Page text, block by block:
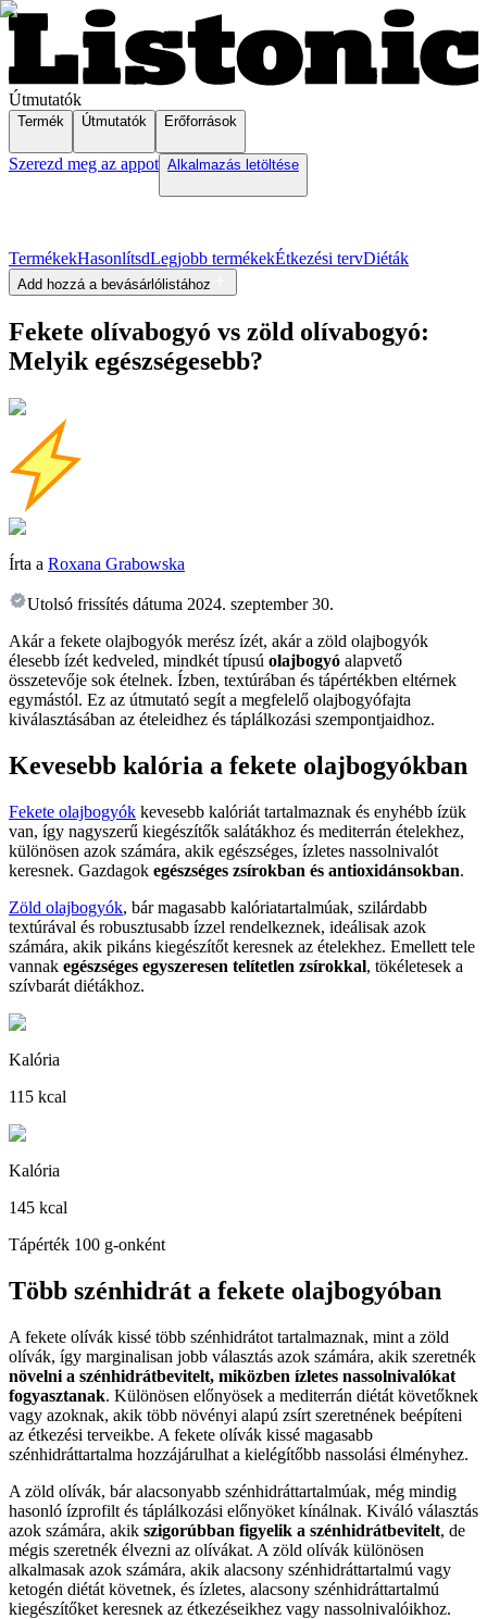
Útmutatók
Termék Útmutatók Erőforrások
Szerezd meg az appot Alkalmazás letöltése
TermékekHasonlítsdLegjobb termékekÉtkezési tervDiéták
Add hozzá a bevásárlólistához
Fekete olívabogyó vs zöld olívabogyó:
Melyik egészségesebb?
Írta a Roxana Grabowska
Utolsó frissítés dátuma 2024. szeptember 30.
Akár a fekete olajbogyók merész ízét, akár a zöld olajbogyók
élesebb ízét kedveled, mindkét típusú olajbogyó alapvető
összetevője sok ételnek. Ízben, textúrában és tápértékben eltérnek
egymástól. Ez az útmutató segít a megfelelő olajbogyófajta
kiválasztásában az ételeidhez és táplálkozási szempontjaidhoz.
Kevesebb kalória a fekete olajbogyókban
Fekete olajbogyók kevesebb kalóriát tartalmaznak és enyhébb ízük
van, így nagyszerű kiegészítők salátákhoz és mediterrán ételekhez,
különösen azok számára, akik egészséges, ízletes nassolnivalót
keresnek. Gazdagok egészséges zsírokban és antioxidánsokban.
Zöld olajbogyók, bár magasabb kalóriatartalmúak, szilárdabb
textúrával és robusztusabb ízzel rendelkeznek, ideálisak azok
számára, akik pikáns kiegészítőt keresnek az ételekhez. Emellett tele
vannak egészséges egyszeresen telítetlen zsírokkal, tökéletesek a
szívbarát diétákhoz.
Kalória
115 kcal
Kalória
145 kcal
Tápérték 100 g-onként
Több szénhidrát a fekete olajbogyóban
A fekete olívák kissé több szénhidrátot tartalmaznak, mint a zöld
olívák, így marginalisan jobb választás azok számára, akik szeretnék
növelni a szénhidrátbevitelt, miközben ízletes nassolnivalókat
fogyasztanak. Különösen előnyösek a mediterrán diétát követőknek
vagy azoknak, akik több növényi alapú zsírt szeretnének beépíteni
az étkezési terveikbe. A fekete olívák kissé magasabb
szénhidráttartalma hozzájárulhat a kielégítőbb nassolási élményhez.
A zöld olívák, bár alacsonyabb szénhidráttartalmúak, még mindig
hasonló ízprofilt és táplálkozási előnyöket kínálnak. Kiváló választás
azok számára, akik szigorúbban figyelik a szénhidrátbevitelt, de
mégis szeretnék élvezni az olívákat. A zöld olívák különösen
alkalmasak azok számára, akik alacsony szénhidráttartalmú vagy
ketogén diétát követnek, és ízletes, alacsony szénhidráttartalmú
kiegészítőket keresnek az étkezéseikhez vagy nassolnivalóikhoz.